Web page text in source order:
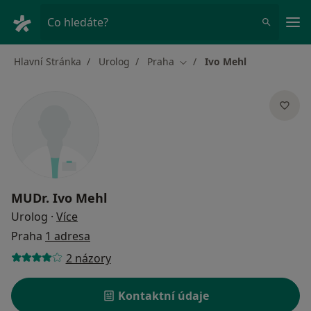
Co hledáte?
Hlavní Stránka Urolog Praha Změna města
Ivo Mehl
MUDr. Ivo Mehl
Urolog · Více
Praha 1 adresa
2 názory
Kontaktní údaje